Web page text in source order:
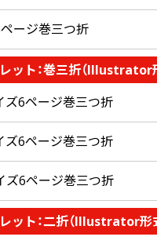
ージ巻三つ折
ット：巻三折（Illustrator
ズ6ページ巻三つ折
ズ6ページ巻三つ折
ズ6ページ巻三つ折
ット：二折（Illustrator形